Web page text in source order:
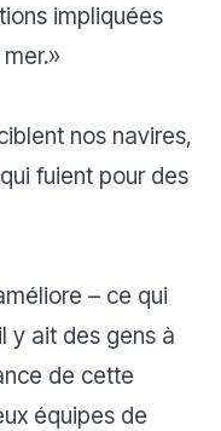
impliquées
nos navires,
fuient pour des
– ce qui
y ait des gens à
de cette
équipes de